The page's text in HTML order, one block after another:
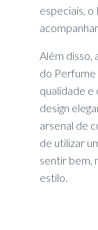
especiais,
Além disso,
do
qualidade e
design
arsenal de
de utilizar
sentir bem,
estilo.